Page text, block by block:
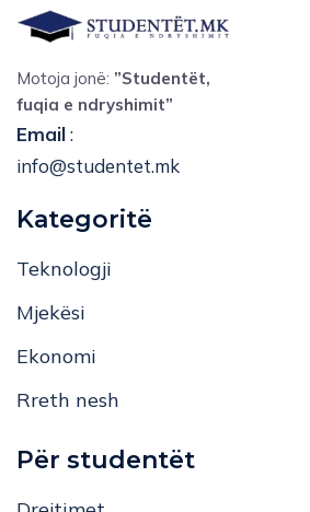
Motoja jonë: ”Studentët,
fuqia e ndryshimit”
Email:
info@studentet.mk
Kategoritë
Teknologji
Mjekësi
Ekonomi
Rreth nesh
Për studentët